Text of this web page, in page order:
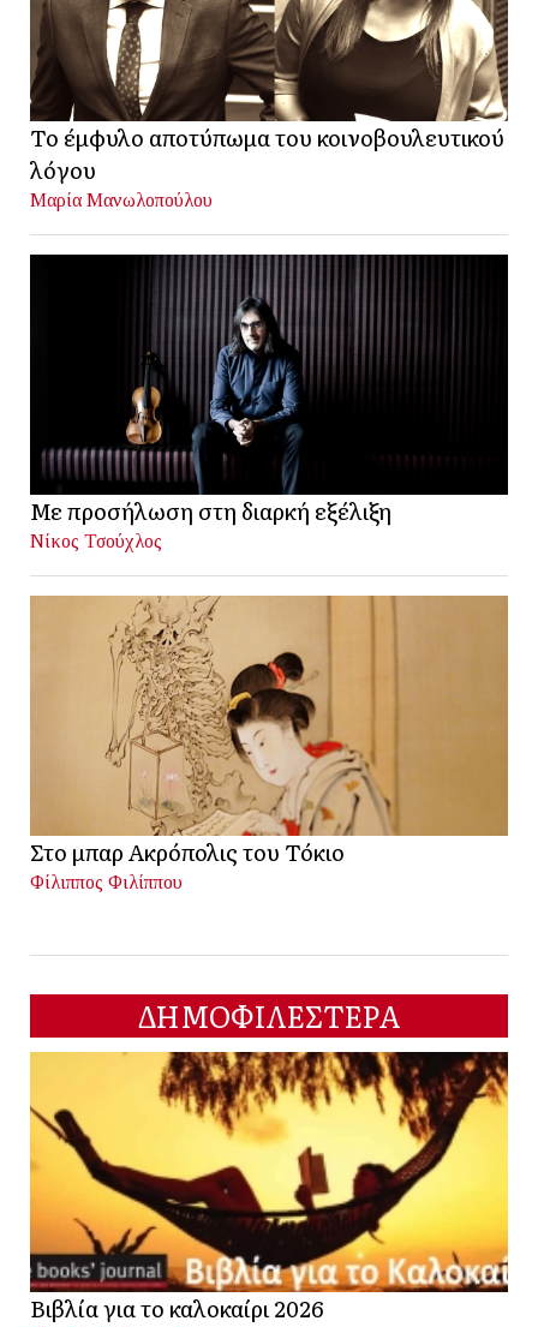
Το έμφυλο αποτύπωμα του κοινοβουλευτικού
λόγου
Μαρία Μανωλοπούλου
Με προσήλωση στη διαρκή εξέλιξη
Νίκος Τσούχλος
Στο μπαρ Ακρόπολις του Τόκιο
Φίλιππος Φιλίππου
ΔΗΜΟΦΙΛΕΣΤΕΡΑ
Βιβλία για το καλοκαίρι 2026